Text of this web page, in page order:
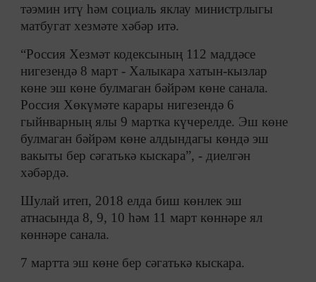
тәэмин итү һәм социаль яклау министрлыгы
матбугат хезмәте хәбәр итә.
“Россия Хезмәт кодексының 112 маддәсе
нигезендә 8 март - Халыкара хатын-кызлар
көне эш көне булмаган бәйрәм көне санала.
Россия Хөкүмәте карары нигезендә 6
гыйнварның ялы 9 мартка күчерелде. Эш көне
булмаган бәйрәм көне алдындагы көндә эш
вакыты бер сәгатькә кыскара”, - диелгән
хәбәрдә.
Шулай итеп, 2018 елда биш көнлек эш
атнасында 8, 9, 10 һәм 11 март көннәре ял
көннәре санала.
7 мартта эш көне бер сәгатькә кыскара.